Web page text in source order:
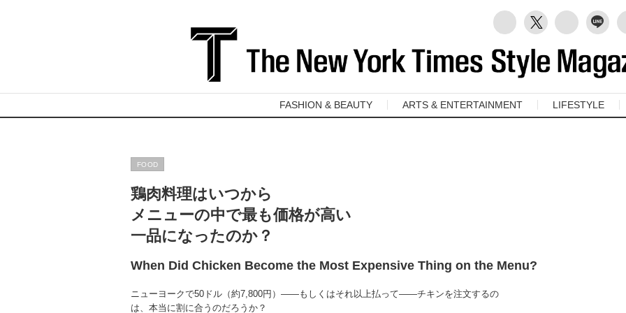
FASHION & BEAUTY ARTS & ENTERTAINMENT LIFESTYLE
FOOD
鶏肉料理はいつから
メニューの中で最も価格が高い
一品になったのか？
When Did Chicken Become the Most Expensive Thing on the Menu?
ニューヨークで50ドル（約7,800円）――もしくはそれ以上払って――チキンを注文するの
は、本当に割に合うのだろうか？